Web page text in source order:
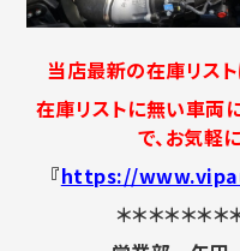
当店最新の在庫リス
在庫リストに無い車両
で、お気軽
『https://
＊＊＊＊＊＊＊